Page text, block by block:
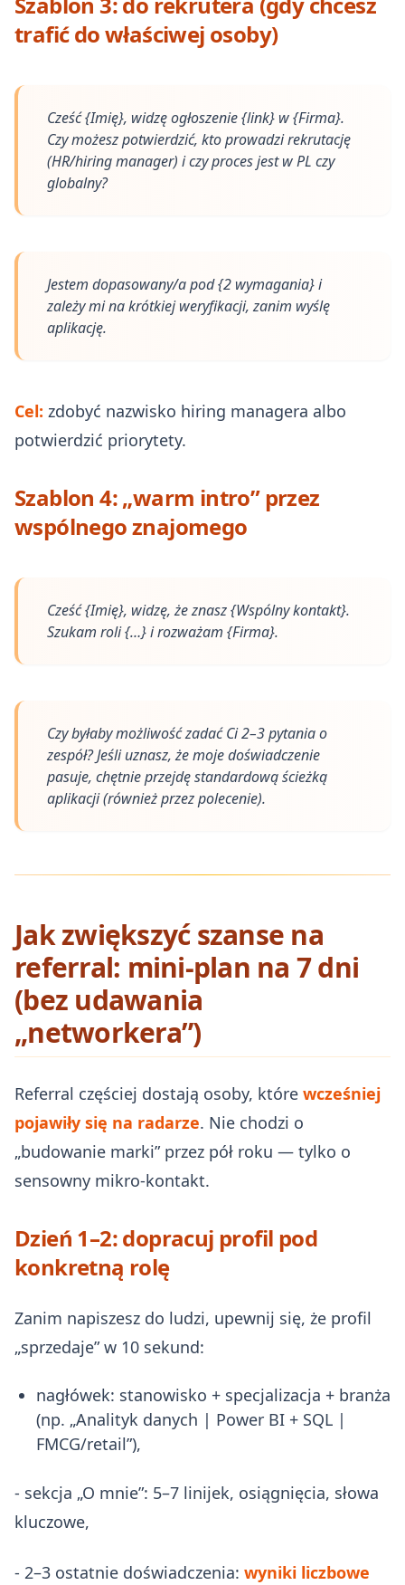
trafić do właściwej osoby)
Cześć {Imię}, widzę ogłoszenie {link} w {Firma}.
Czy możesz potwierdzić, kto prowadzi rekrutację
(HR/hiring manager) i czy proces jest w PL czy
globalny?
Jestem dopasowany/a pod {2 wymagania} i
zależy mi na krótkiej weryfikacji, zanim wyślę
aplikację.
Cel: zdobyć nazwisko hiring managera albo
potwierdzić priorytety.
Szablon 4: „warm intro” przez
wspólnego znajomego
Cześć {Imię}, widzę, że znasz {Wspólny kontakt}.
Szukam roli {…} i rozważam {Firma}.
Czy byłaby możliwość zadać Ci 2–3 pytania o
zespół? Jeśli uznasz, że moje doświadczenie
pasuje, chętnie przejdę standardową ścieżką
aplikacji (również przez polecenie).
Jak zwiększyć szanse na
referral: mini-plan na 7 dni
(bez udawania
„networkera”)
Referral częściej dostają osoby, które wcześniej
pojawiły się na radarze. Nie chodzi o
„budowanie marki” przez pół roku — tylko o
sensowny mikro-kontakt.
Dzień 1–2: dopracuj profil pod
konkretną rolę
Zanim napiszesz do ludzi, upewnij się, że profil
„sprzedaje” w 10 sekund:
nagłówek: stanowisko + specjalizacja + branża
(np. „Analityk danych | Power BI + SQL |
FMCG/retail”),
- sekcja „O mnie”: 5–7 linijek, osiągnięcia, słowa
kluczowe,
- 2–3 ostatnie doświadczenia: wyniki liczbowe